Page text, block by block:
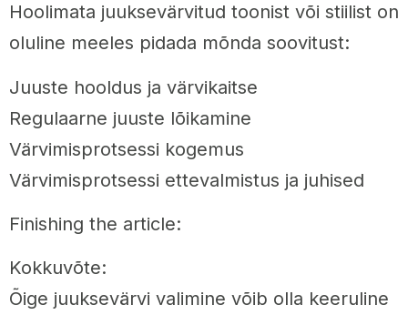
Hoolimata juuksevärvitud toonist või stiilist on
oluline meeles pidada mõnda soovitust:
Juuste hooldus ja värvikaitse
Regulaarne juuste lõikamine
Värvimisprotsessi kogemus
Värvimisprotsessi ettevalmistus ja juhised
Finishing the article:
Kokkuvõte:
Õige juuksevärvi valimine võib olla keeruline